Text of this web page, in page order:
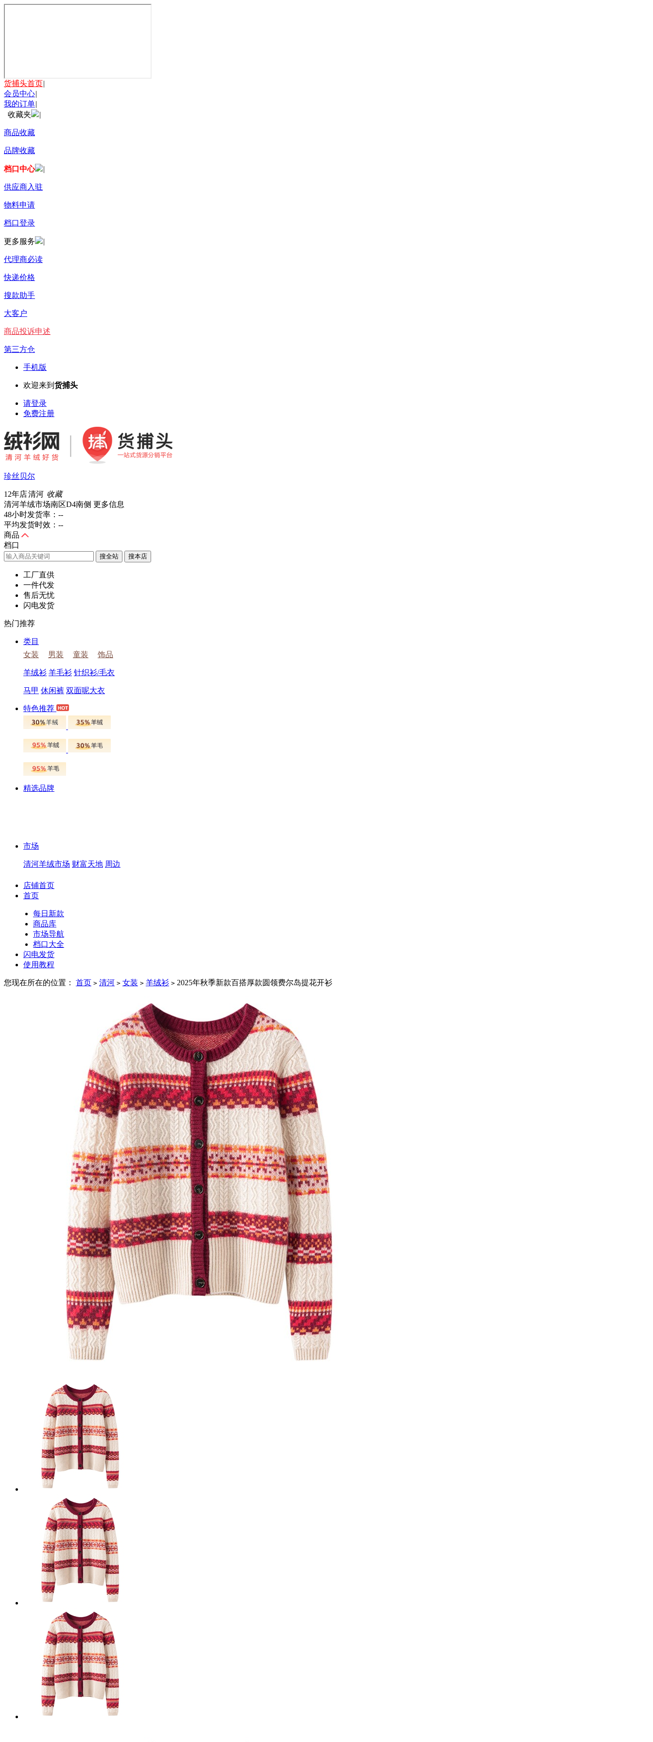
货捕头首页|
会员中心|
我的订单|
收藏夹
|
商品收藏
品牌收藏
档口中心 |
供应商入驻
物料申请
档口登录
更多服务 |
代理商必读
快递价格
搜款助手
大客户
商品投诉申述
第三方仓
手机版
欢迎来到 货捕头
请登录
免费注册
珍丝贝尔
12年店清河 收藏
清河羊绒市场南区D4南侧 更多信息
48小时发货率： --
平均发货时效： --
商品
档口
搜全站
工厂直供
一件代发
售后无忧
闪电发货
热门推荐
类目
女装
男装 童装 饰品
羊绒衫 羊毛衫 针织衫/毛衣
马甲 休闲裤 双面呢大衣
特色推荐
精选品牌
市场
清河羊绒市场 财富天地 周边
店铺首页
首页
每日新款
商品库
市场导航
档口大全
闪电发货
使用教程
您现在所在的位置： 首页 > 清河 > 女装 > 羊绒衫 > 2025年秋季新款百搭厚款圆领费尔岛提花开衫